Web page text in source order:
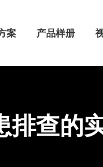
案 产品样册
排查的